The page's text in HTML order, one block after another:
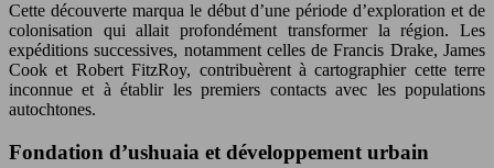
Cette découverte marqua le début d’une période d’exploration et de
colonisation qui allait profondément transformer la région. Les
expéditions successives, notamment celles de Francis Drake, James
Cook et Robert FitzRoy, contribuèrent à cartographier cette terre
inconnue et à établir les premiers contacts avec les populations
autochtones.
Fondation d’ushuaia et développement urbain